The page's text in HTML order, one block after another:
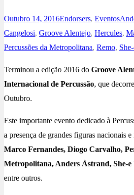
Outubro 14, 2016Endorsers, Eventos
Cangelosi, Groove Alentejo, Hercules,
Percussões da Metropolitana, Remo,
Terminou a edição 2016 do Groove
Internacional de Percussão, que
Outubro.
Este importante evento dedicado à
a presença de grandes figuras nacionais
Marco Fernandes, Diogo Carvalho,
Metropolitana, Anders Åstrand, She-e
entre outros.